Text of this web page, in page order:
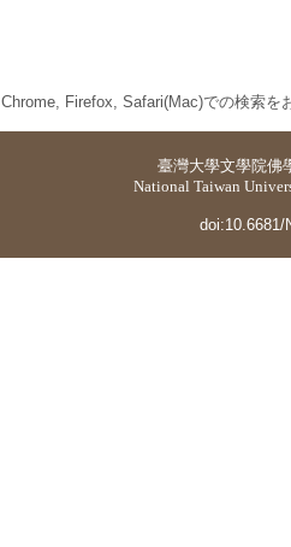
Chrome, Firefox, Safari(Mac)での検索を
臺灣大學文學院佛
National Taiwan
doi:10.6681/